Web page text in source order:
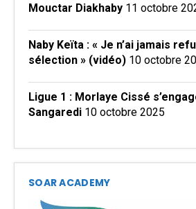
Mouctar Diakhaby 11 octobre
Naby Keïta : « Je n’ai jamais
sélection » (vidéo) 10 octobre
Ligue 1 : Morlaye Cissé
Sangaredi 10 octobre 2025
SOAR ACADEMY